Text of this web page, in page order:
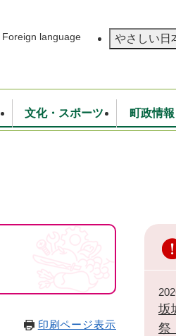
Foreign language やさしい日
文化・スポーツ 町政情報
印刷ページ表示
坂
祭